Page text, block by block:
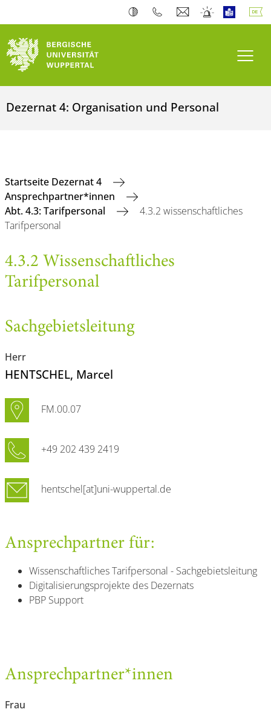
Dezernat 4: Organisation und Personal
Startseite Dezernat 4
Ansprechpartner*innen
Abt. 4.3: Tarifpersonal
4.3.2 wissenschaftliches
Tarifpersonal
4.3.2 Wissenschaftliches
Tarifpersonal
Sachgebietsleitung
Ansprechpartner für:
Wissenschaftliches Tarifpersonal - Sachgebietsleitung
Digitalisierungsprojekte des Dezernats
PBP Support
Herr
HENTSCHEL, Marcel
FM.00.07
+49 202 439 2419
hentschel[at]uni-wuppertal.de
Ansprechpartner*innen
Frau